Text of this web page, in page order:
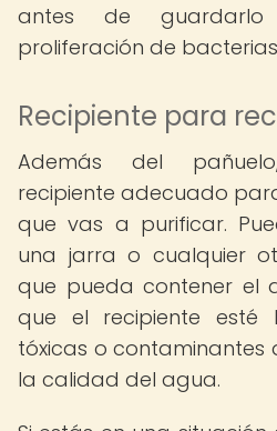
antes de
proliferación de
Recipiente para
Además del
recipiente adecuado
que vas a purificar.
una jarra o cualquier
que pueda contener el
que el recipiente esté
tóxicas o
la calidad del agua.